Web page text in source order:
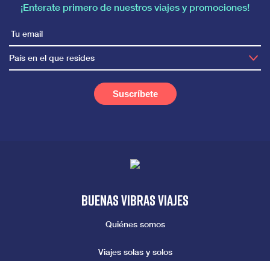
¡Enterate primero de nuestros viajes y promociones!
País en el que resides
Buenas vibras viajes
Quiénes somos
Viajes solas y solos